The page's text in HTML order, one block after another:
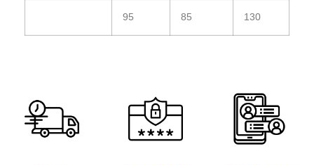
95 85 130